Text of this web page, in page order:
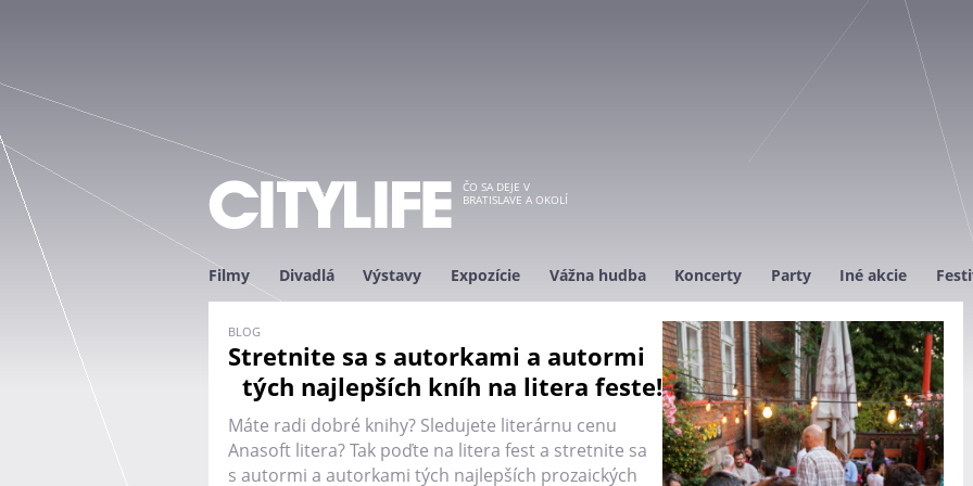
ČO SA DEJE V
BRATISLAVE A OKOLÍ
Filmy Divadlá Výstavy Expozície Vážna hudba Koncerty Party Iné akcie
Stretnite sa s autorkami a autormi
tých najlepších kníh na litera feste!
Máte radi dobré knihy? Sledujete literárnu cenu
Anasoft litera? Tak poďte na litera fest a stretnite sa
s autormi a autorkami tých najlepších prozaických
BLOG